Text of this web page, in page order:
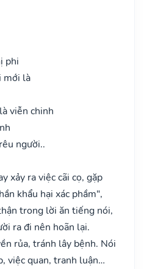
phi
mới là
viễn chinh
người..
xảy ra việc cãi cọ, gặp
khẩu hại xác phầm",
trong lời ăn tiếng nói,
ra đi nên hoãn lại.
rủa, tránh lây bệnh. Nói
việc quan, tranh luận…